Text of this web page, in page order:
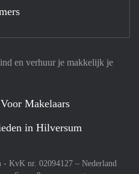
en verhuur je makkelijk je
Voor Makelaars
in Hilversum
- KvK nr. 02094127 – Nederland